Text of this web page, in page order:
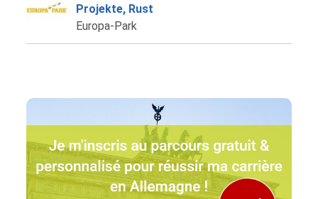
Projekte, Rust
Europa-Park